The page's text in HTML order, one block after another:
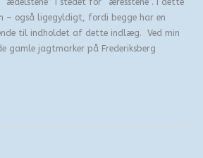
i stedet for “æresstene”. I dette
også ligegyldigt, fordi begge har en
til indholdet af dette indlæg. Ved min
gamle jagtmarker på Frederiksberg